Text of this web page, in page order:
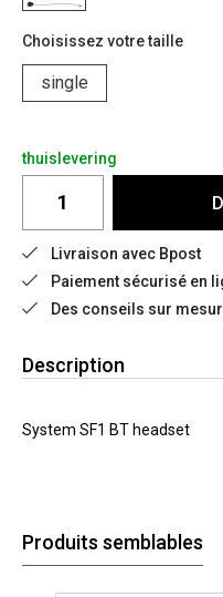
Choisissez votre taille
single
thuislevering
Livraison avec Bpost
Paiement sécurisé en
Des conseils sur
Description
System SF1 BT headset
Produits semblables